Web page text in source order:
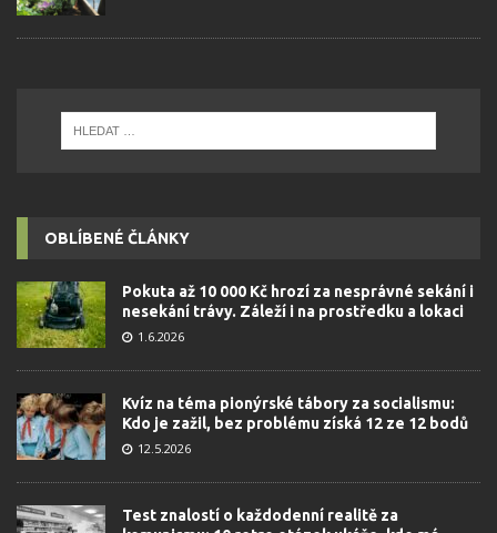
OBLÍBENÉ ČLÁNKY
Pokuta až 10 000 Kč hrozí za nesprávné sekání i
nesekání trávy. Záleží i na prostředku a lokaci
1.6.2026
Kvíz na téma pionýrské tábory za socialismu:
Kdo je zažil, bez problému získá 12 ze 12 bodů
12.5.2026
Test znalostí o každodenní realitě za